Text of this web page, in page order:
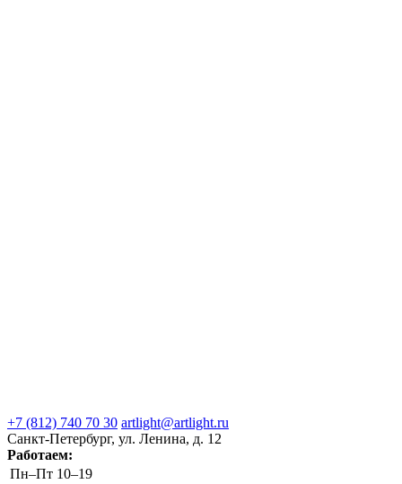
+7 (812) 740 70 30 artlight@artlight.ru
Санкт-Петербург, ул. Ленина, д. 12
Работаем:
Пн–Пт 10–19